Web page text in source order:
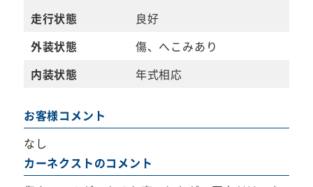
走行状態
良好
外装状態
傷、へこみあり
内装状態
年式相応
お客様コメント
なし
カーネクストのコメント